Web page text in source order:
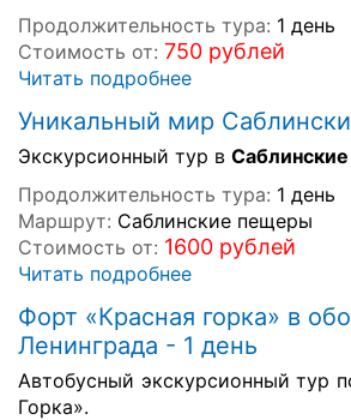
Продолжительность тура: 1 день
Стоимость от: 750 рублей
Читать подробнее
Уникальный мир
Экскурсионный тур в
Продолжительность тура: 1 день
Маршрут: Саблинские пещеры
Стоимость от: 1600 рублей
Читать подробнее
Форт «Красная горка» в
Ленинграда - 1 день
Автобусный экскурсионный тур
Горка».